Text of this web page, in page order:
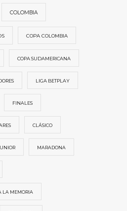
COLOMBIA
COPA COLOMBIA
COPA SUDAMERICANA
LIGA BETPLAY
FINALES
CLÁSICO
MARADONA
LA MEMORIA